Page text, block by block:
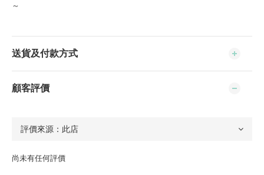
～
送貨及付款方式
顧客評價
尚未有任何評價